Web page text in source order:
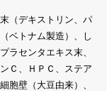
（デキストリン、パ
ベトナム製造）、し
ラセンタエキス末、
Ｃ、ＨＰＣ、ステア
胞壁（大豆由来）、